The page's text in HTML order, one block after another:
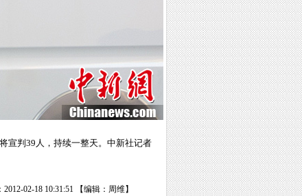
宣判39人，持续一整天。中新社记者
02-18 10:31:51 【编辑：周维】